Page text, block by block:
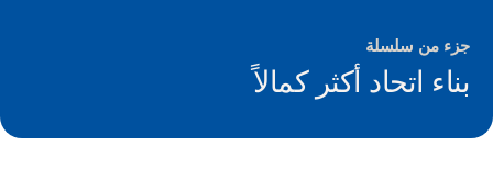
جزء من سلسلة
بناء اتحاد أكثر كمالاً